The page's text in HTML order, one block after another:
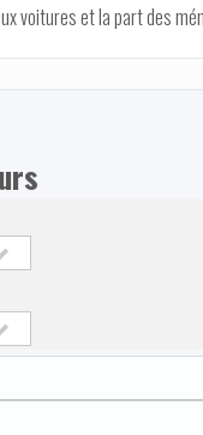
voitures et la part des
- Bassin EFE - Zone de